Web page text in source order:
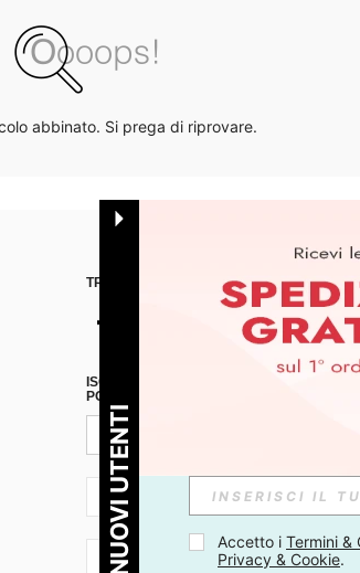
abbinato. Si prega di riprovare.
TROVACI SU
ISCRIVITI ALLA NOSTRA NEWSLETTER
POSSIBILE ANNULLARE LA
IT + 39
IT + 39
PER I NUOVI UTENTI Accetto i Termini &
Privacy & Cookie.